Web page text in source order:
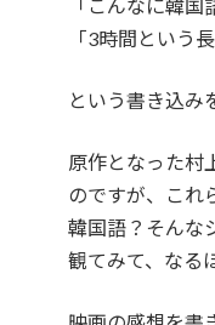
「こんなに韓国
「3時間という
という書き込み
原作となった村
のですが、これ
韓国語？そんな
観てみて、なる